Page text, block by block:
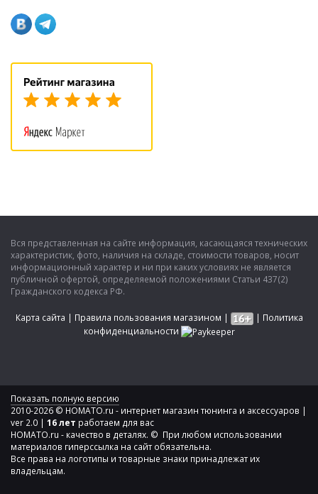
Вся представленная на сайте информация, касающаяся технических
характеристик, фото, наличия на складе, стоимости товаров, носит
информационный характер и ни при каких условиях не является
публичной офертой, определяемой положениями Статьи 437(2)
Гражданского кодекса РФ.
Карта сайта | Правила пользования магазином | | Политика
конфиденциальности
Показать полную версию
2010-2026 © HOMATO.ru - интернет магазин тюнинга и аксессуаров |
ver 2.0 | 16 лет работаем для вас
HOMATO.ru - качество в деталях. © При любом использовании
материалов гиперссылка на сайт обязательна.
Все права на логотипы и товарные знаки принадлежат их
владельцам.